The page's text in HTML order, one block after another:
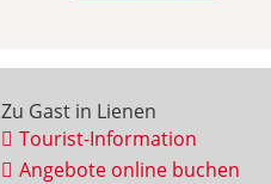
Zu Gast in Lienen
Tourist-Information
Angebote online buchen